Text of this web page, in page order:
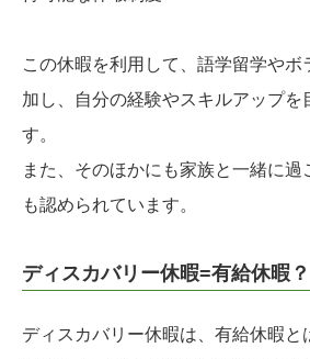
この休暇を利用して、語学留学やボ
加し、自分の経験やスキルアップを
す。
また、そのほかにも家族と一緒に
も認められています。
ディスカバリー休暇=有給休暇？
ディスカバリー休暇は、有給休暇と